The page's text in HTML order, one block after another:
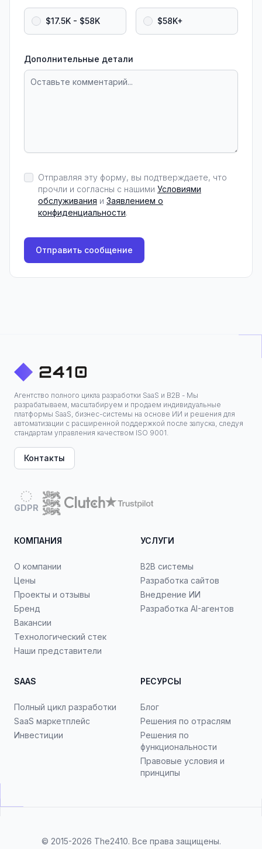
$17.5K - $58K $58K+
Дополнительные детали
Отправляя эту форму, вы подтверждаете, что
прочли и согласны с нашими Условиями
обслуживания и Заявлением о
конфиденциальности.
Отправить сообщение
Агентство полного цикла разработки SaaS и B2B - Мы
разрабатываем, масштабируем и продаем индивидуальные
платформы SaaS, бизнес-системы на основе ИИ и решения для
автоматизации с расширенной поддержкой после запуска, следуя
стандартам управления качеством ISO 9001.
Контакты
GDPR
КОМПАНИЯ
О компании
Цены
Проекты и отзывы
Бренд
Вакансии
Технологический стек
Наши представители
УСЛУГИ
B2B системы
Разработка сайтов
Внедрение ИИ
Разработка AI-агентов
SAAS
Полный цикл разработки
SaaS маркетплейс
Инвестиции
РЕСУРСЫ
Блог
Решения по отраслям
Решения по
функциональности
Правовые условия и
принципы
© 2015-2026 The2410. Все права защищены.